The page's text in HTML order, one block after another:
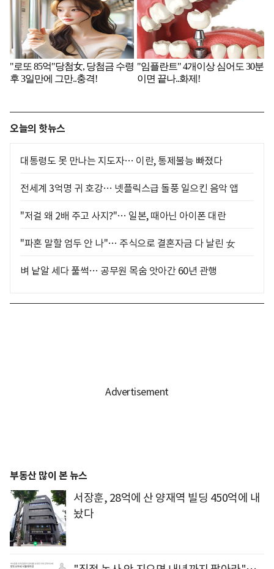
오늘의 핫뉴스
대통령도 못 만나는 지도자… 이란, 통제불능 빠졌다
전세계 3억명 귀 호강… 넷플릭스급 돌풍 일으킨 음악 앱
"저걸 왜 2배 주고 사지?"… 일본, 때아닌 아이폰 대란
"파혼 말할 엄두 안 나"… 주식으로 결혼자금 다 날린 女
벼 낱알 세다 풀썩… 공무원 목숨 앗아간 60년 관행
부동산 많이 본 뉴스
서장훈, 28억에 산 양재역 빌딩 450억에 내
놨다